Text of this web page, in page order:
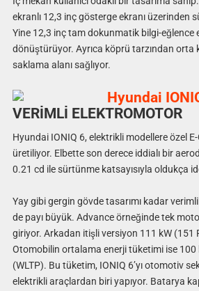
ekranlı 12,3 inç gösterge ekranı üzerinden
Yine 12,3 inç tam dokunmatik bilgi-eğlence
dönüştürüyor. Ayrıca köprü tarzından orta
saklama alanı sağlıyor.
VERİMLİ ELEKTROMOTOR
Hyundai IONIQ 6, elektrikli modellere özel
üretiliyor. Elbette son derece iddialı bir
0.21 cd ile sürtünme katsayısıyla oldukça
Yay gibi gergin gövde tasarımı kadar
de payı büyük. Advance örneğinde tek
giriyor. Arkadan itişli versiyon 111 kW (151
Otomobilin ortalama enerji tüketimi ise 100
(WLTP). Bu tüketim, IONIQ 6’yı otomotiv
elektrikli araçlardan biri yapıyor. Batarya